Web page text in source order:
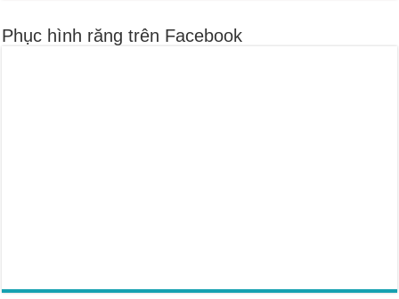
Phục hình răng trên Facebook